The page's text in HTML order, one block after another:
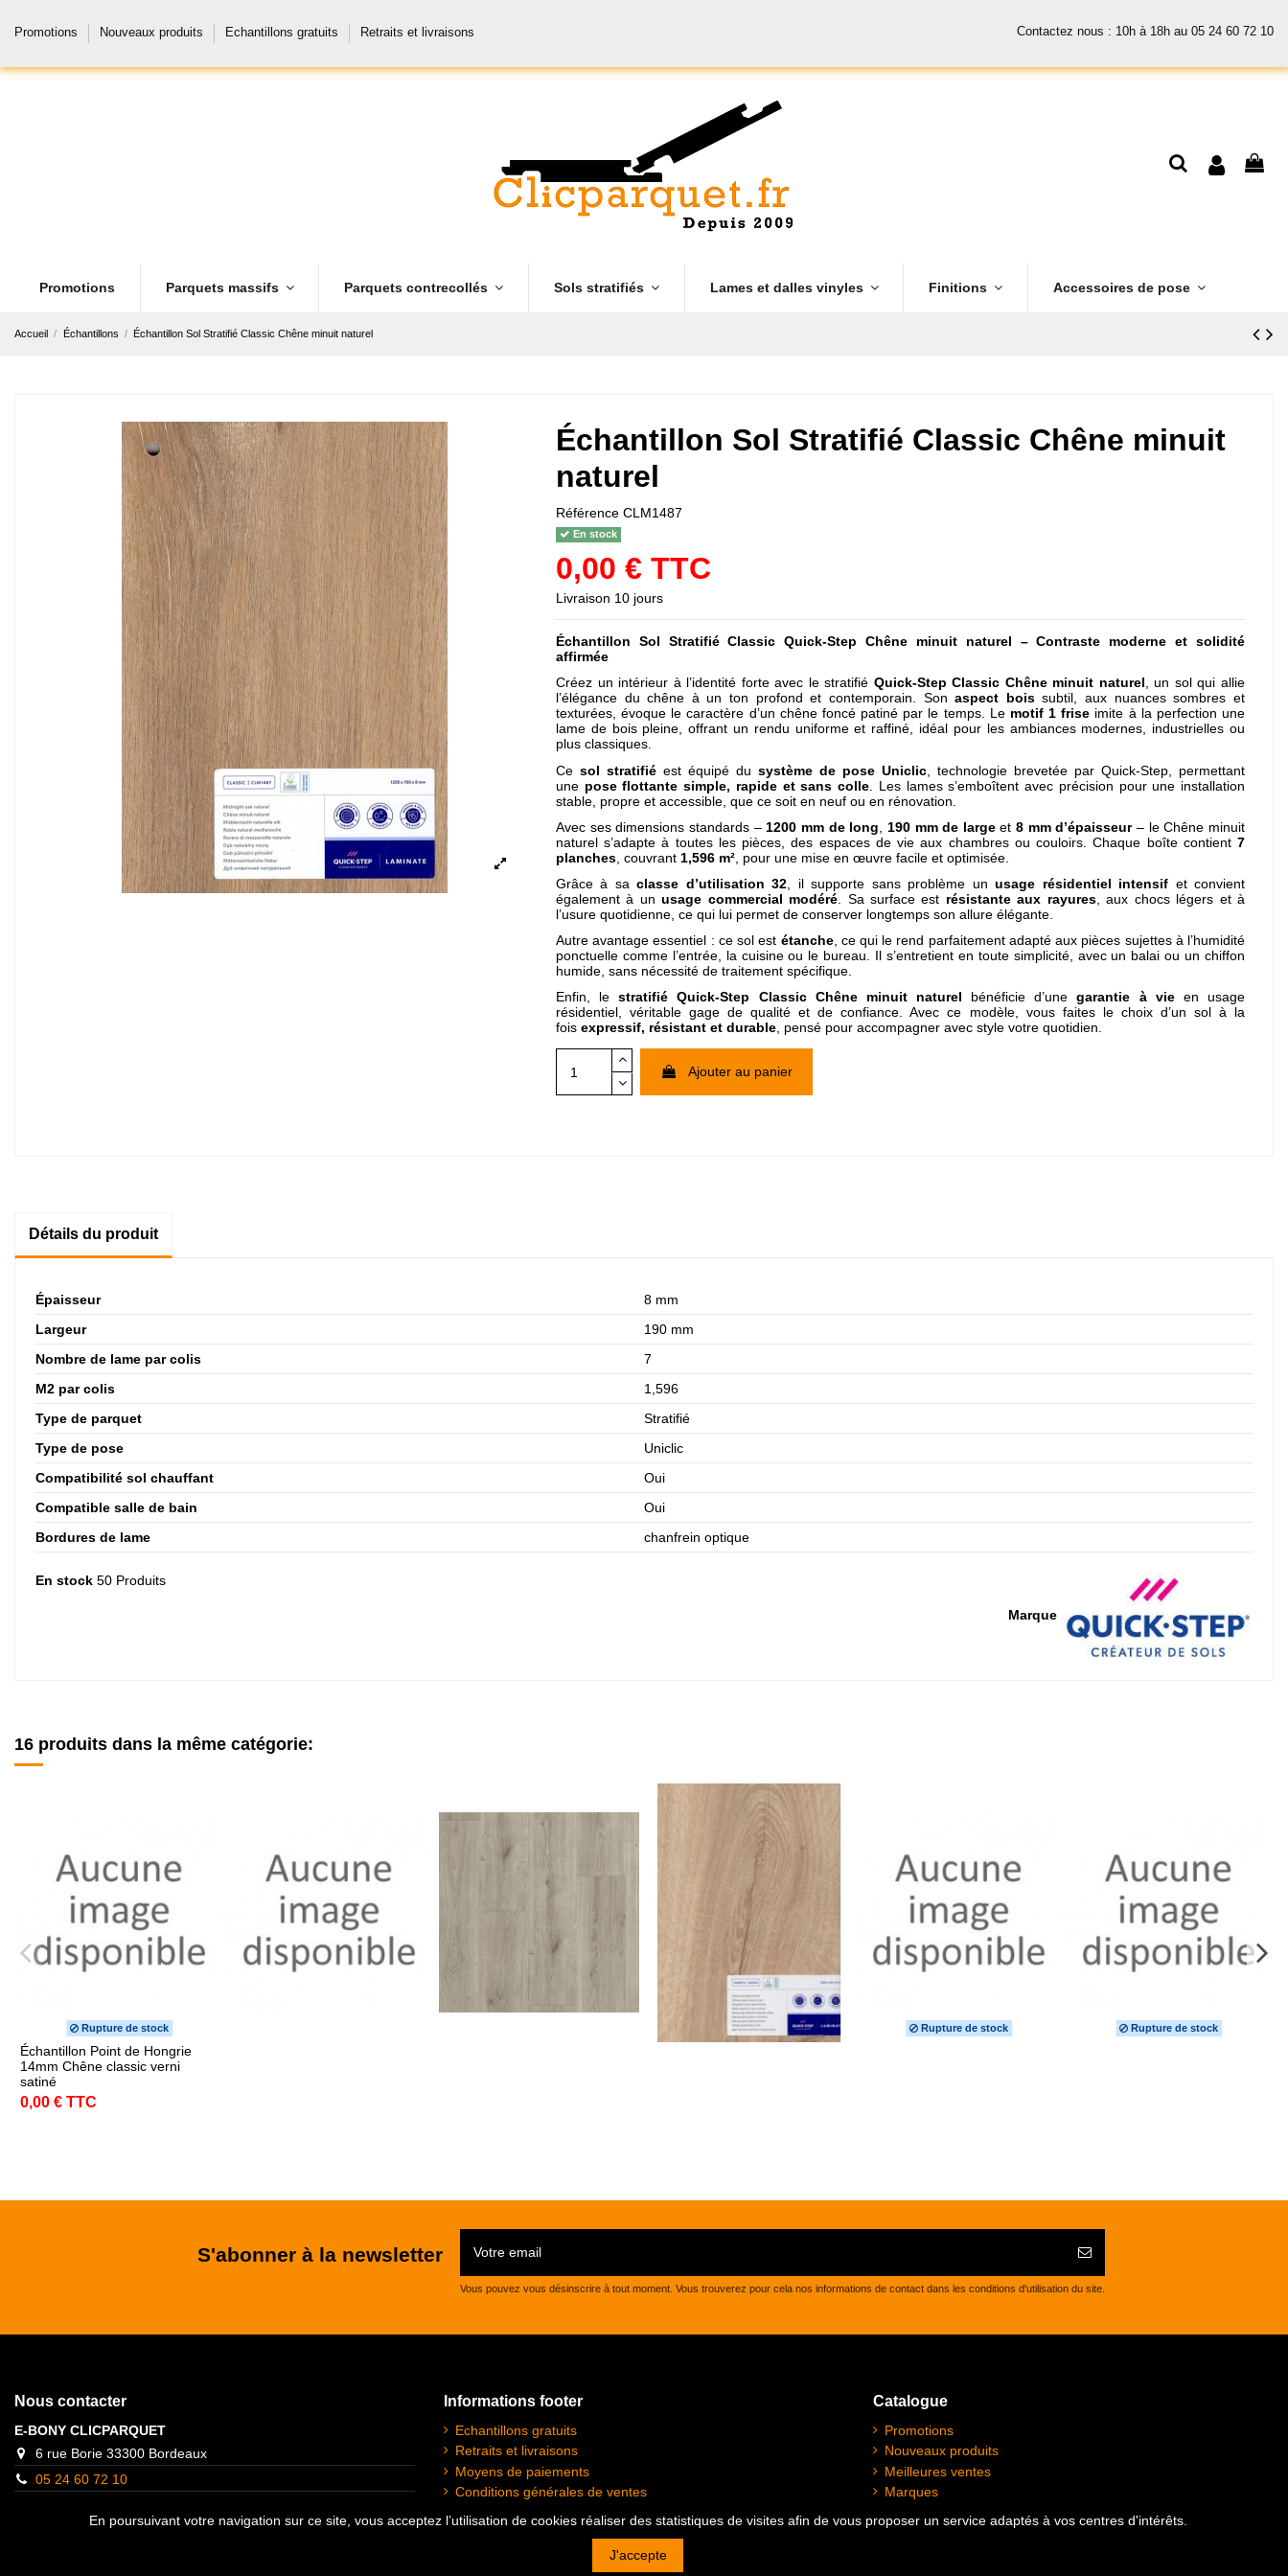
Promotions Nouveaux produits Echantillons gratuits Retraits et livraisons Contactez nous : 10h à 18h au 05 24 60 72 10
Promotions Parquets massifs Parquets contrecollés Sols stratifiés Lames et dalles vinyles Finitions Accessoires de pose
Accueil Échantillons Échantillon Sol Stratifié Classic Chêne minuit naturel
Échantillon Sol Stratifié Classic Chêne minuit
naturel
Référence CLM1487
En stock
0,00 € TTC
Livraison 10 jours
Échantillon Sol Stratifié Classic Quick-Step Chêne minuit naturel – Contraste moderne et solidité
affirmée
Créez un intérieur à l’identité forte avec le stratifié Quick-Step Classic Chêne minuit naturel, un sol qui allie
l’élégance du chêne à un ton profond et contemporain. Sonaspect boissubtil, aux nuances sombres et
texturées, évoque le caractère d’un chêne foncé patiné par le temps. Le motif 1 frise imite à la perfection une
lame de bois pleine, offrant un rendu uniforme et raffiné, idéal pour les ambiances modernes, industrielles ou
plus classiques.
Ce sol stratifié est équipé du système de pose Uniclic , technologie brevetée par Quick-Step, permettant
une pose flottante simple, rapide et sans colle . Les lames s’emboîtent avec précision pour une installation
stable, propre et accessible, que ce soit en neuf ou en rénovation.
Avec ses dimensions standards – 1200 mm de long 190 mm de largeet8 mm d’épaisseur– le Chêne minuit
naturel s’adapte à toutes les pièces, des espaces de vie aux chambres ou couloirs. Chaque boîte contient 7
planches , couvrant 1,596 m² , pour une mise en œuvre facile et optimisée.
Grâce à saclasse d’utilisation 32 , il supporte sans problème unusage résidentiel intensif et convient
également à unusage commercial modéré . Sa surface est résistante aux rayures, aux chocs légers et à
l’usure quotidienne, ce qui lui permet de conserver longtemps son allure élégante.
Autre avantage essentiel : ce sol est étanche, ce qui le rend parfaitement adapté aux pièces sujettes à l’humidité
ponctuelle comme l’entrée, la cuisine ou le bureau. Il s’entretient en toute simplicité, avec un balai ou un chiffon
humide, sans nécessité de traitement spécifique.
Enfin, lestratifié Quick-Step Classic Chêne minuit naturel bénéficie d’unegarantie à vieen usage
résidentiel, véritable gage de qualité et de confiance. Avec ce modèle, vous faites le choix d’un sol à la
fois expressif, résistant et durable, pensé pour accompagner avec style votre quotidien.
Ajouter au panier
Détails du produit
Épaisseur
8 mm
Largeur
190 mm
Nombre de lame par colis
7
M2 par colis
1,596
Type de parquet
Stratifié
Type de pose
Uniclic
Compatibilité sol chauffant
Oui
Compatible salle de bain
Oui
Bordures de lame
chanfrein optique
Marque
En stock 50 Produits
16 produits dans la même catégorie:
Rupture de stock
Échantillon Point de Hongrie
14mm Chêne classic verni
satiné
0,00 € TTC
Rupture de stock Rupture de stock
S'abonner à la newsletter
Vous pouvez vous désinscrire à tout moment. Vous trouverez pour cela nos informations de contact dans les conditions d'utilisation du site.
Nous contacter
E-BONY CLICPARQUET
6 rue Borie 33300 Bordeaux
05 24 60 72 10
Informations footer
Echantillons gratuits
Retraits et livraisons
Moyens de paiements
Conditions générales de ventes
Plan du site
Catalogue
Promotions
Nouveaux produits
Meilleures ventes
Marques
En poursuivant votre navigation sur ce site, vous acceptez l’utilisation de cookies réaliser des statistiques de visites afin de vous proposer un service adaptés à vos centres d'intérêts.
J'accepte